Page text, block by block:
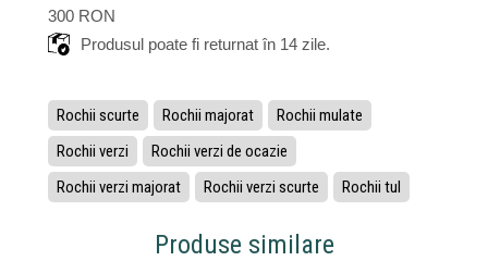
300 RON
Produsul poate fi returnat în 14 zile.
Rochii scurte Rochii majorat
Rochii mulate
Rochii verzi
Rochii verzi de ocazie
Rochii verzi majorat
Rochii verzi scurte Rochii tul
Produse similare